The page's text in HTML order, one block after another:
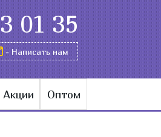
01 35
- Написать нам
Акции Оптом